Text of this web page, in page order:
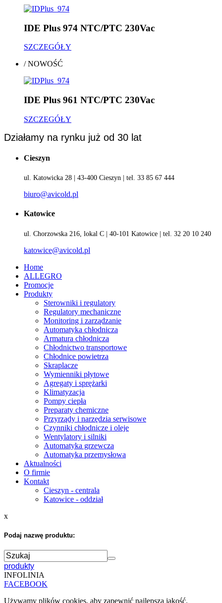
IDE Plus 974 NTC/PTC 230Vac
SZCZEGÓŁY
/NOWOŚĆ
IDE Plus 961 NTC/PTC 230Vac
SZCZEGÓŁY
Działamy na rynku już od 30 lat
Cieszyn
ul. Katowicka 28 | 43-400 Cieszyn | tel. 33 85 67 444
biuro@avicold.pl
Katowice
ul. Chorzowska 216, lokal C | 40-101 Katowice | tel. 32 20 10 240
katowice@avicold.pl
Home
ALLEGRO
Promocje
Produkty
Sterowniki i regulatory
Regulatory mechaniczne
Monitoring i zarządzanie
Automatyka chłodnicza
Armatura chłodnicza
Chłodnictwo transportowe
Chłodnice powietrza
Skraplacze
Wymienniki płytowe
Agregaty i sprężarki
Klimatyzacja
Pompy ciepła
Preparaty chemiczne
Przyrządy i narzędzia serwisowe
Czynniki chłodnicze i oleje
Wentylatory i silniki
Automatyka grzewcza
Automatyka przemysłowa
Aktualności
O firmie
Kontakt
Cieszyn - centrala
Katowice - oddział
x
Podaj nazwę produktu:
produkty
INFOLINIA
FACEBOOK
Używamy plików cookies, aby zapewnić najlepszą jakość.